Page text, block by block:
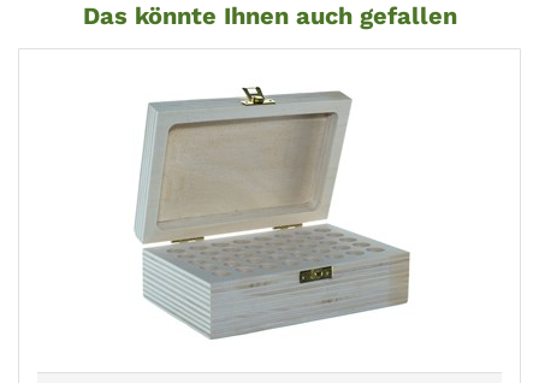
Das könnte Ihnen auch gefallen